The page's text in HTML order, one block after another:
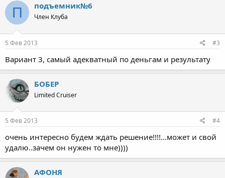
П подъемник№6
Член Клуба
5 Фев 2013 #3
Вариант 3, самый адекватный по деньгам и результату
БОБЕР
Limited Cruiser
5 Фев 2013 #4
очень интересно будем ждать решение!!!!...может и свой
удалю..зачем он нужен то мне))))
АФОНЯ